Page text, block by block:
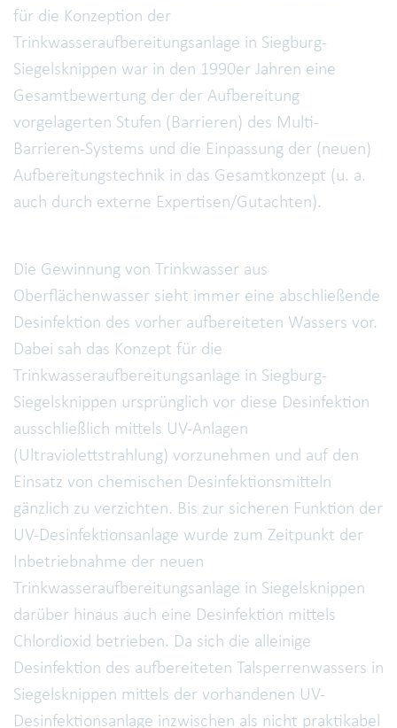
für die Konzeption der
Trinkwasseraufbereitungsanlage in Siegburg-
Siegelsknippen war in den 1990er Jahren eine
Gesamtbewertung der der Aufbereitung
vorgelagerten Stufen (Barrieren) des Multi-
Barrieren-Systems und die Einpassung der (neuen)
Aufbereitungstechnik in das Gesamtkonzept (u. a.
auch durch externe Expertisen/Gutachten).
Die Gewinnung von Trinkwasser aus
Oberflächenwasser sieht immer eine abschließende
Desinfektion des vorher aufbereiteten Wassers vor.
Dabei sah das Konzept für die
Trinkwasseraufbereitungsanlage in Siegburg-
Siegelsknippen ursprünglich vor diese Desinfektion
ausschließlich mittels UV-Anlagen
(Ultraviolettstrahlung) vorzunehmen und auf den
Einsatz von chemischen Desinfektionsmitteln
gänzlich zu verzichten. Bis zur sicheren Funktion der
UV-Desinfektionsanlage wurde zum Zeitpunkt der
Inbetriebnahme der neuen
Trinkwasseraufbereitungsanlage in Siegelsknippen
darüber hinaus auch eine Desinfektion mittels
Chlordioxid betrieben. Da sich die alleinige
Desinfektion des aufbereiteten Talsperrenwassers in
Siegelsknippen mittels der vorhandenen UV-
Desinfektionsanlage inzwischen als nicht praktikabel